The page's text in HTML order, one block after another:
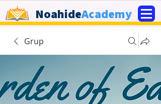
NoahideAcademy
Grup